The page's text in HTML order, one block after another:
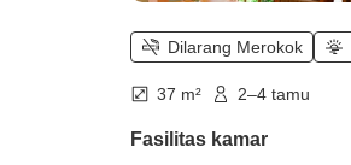
Dilarang Merokok
37 m² 2–4 tamu
Fasilitas kamar